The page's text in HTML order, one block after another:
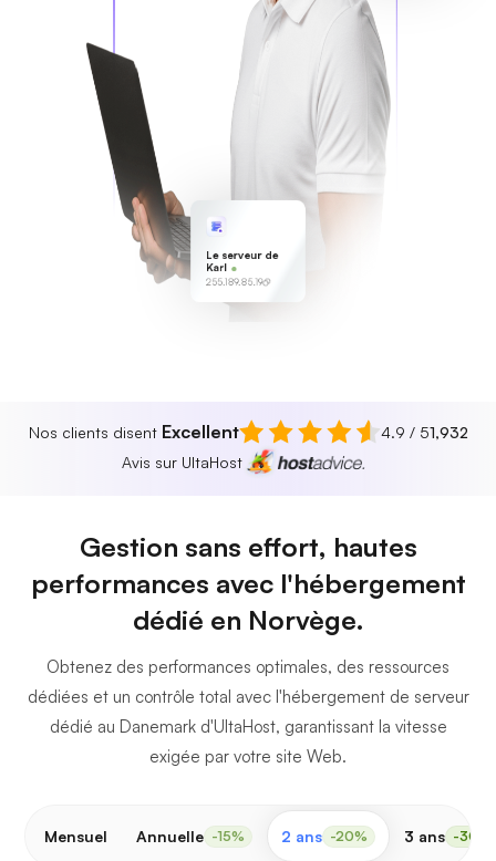
Le serveur de
Karl
255.189.85.19
Nos clients disent Excellent 4.9 / 51,932
Avis sur UltaHost
Gestion sans effort, hautes
performances avec l'hébergement
dédié en Norvège.
Obtenez des performances optimales, des ressources
dédiées et un contrôle total avec l'hébergement de serveur
dédié au Danemark d'UltaHost, garantissant la vitesse
exigée par votre site Web.
Mensuel Annuelle -15% 2 ans -20% 3 ans -30%